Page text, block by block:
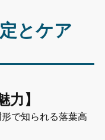
とケア
】
で知られる落葉高